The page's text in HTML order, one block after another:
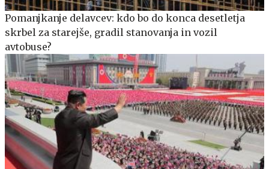
Pomanjkanje delavcev: kdo bo do konca desetletja
skrbel za starejše, gradil stanovanja in vozil
avtobuse?